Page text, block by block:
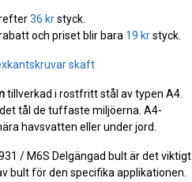
36 krstyck.
och priset blir bara 19 krstyck.
skaft
tillverkad i rostfritt stål av typen A4.
tål de tuffaste miljöerna. A4-
havsvatten eller under jord.
/ M6S Delgängad bult är det viktigt
bult för den specifika applikationen.